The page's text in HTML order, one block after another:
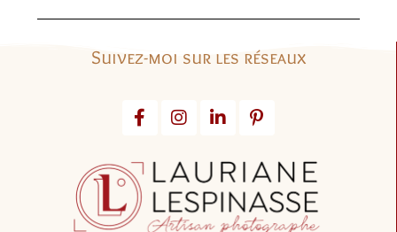
Suivez-moi sur les réseaux